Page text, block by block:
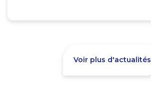
Voir plus d'actualités